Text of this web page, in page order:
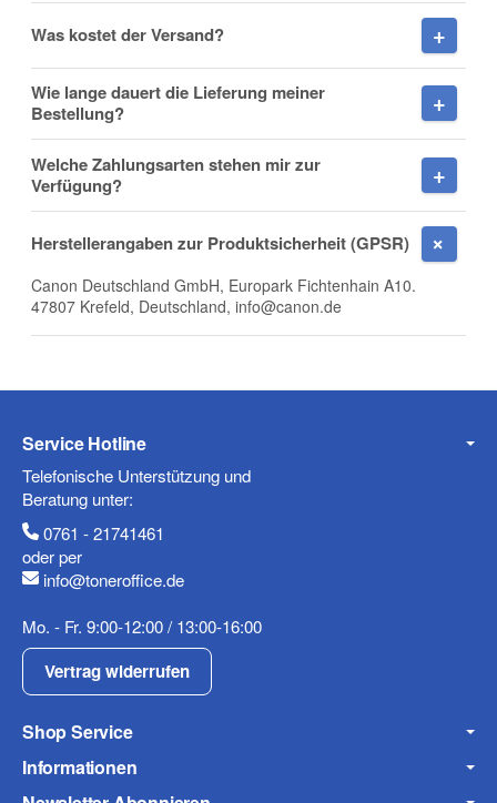
Firma
Mobiltelefon
Frage zum Artikel
Was kostet der Versand?
Wie lange dauert die Lieferung meiner
Bestellung?
Welche Zahlungsarten stehen mir zur
Verfügung?
Herstellerangaben zur Produktsicherheit (GPSR)
Canon Deutschland GmbH, Europark Fichtenhain A10.
47807 Krefeld, Deutschland, info@canon.de
Service Hotline
Telefonische Unterstützung und
Beratung unter:
0761 - 21741461
oder per
info@toneroffice.de
Mo. - Fr. 9:00-12:00 / 13:00-16:00
Vertrag widerrufen
Shop Service
Informationen